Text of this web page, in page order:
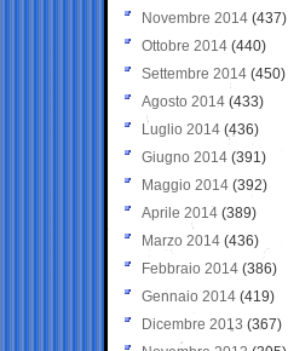
Novembre 2014 (437)
Ottobre 2014 (440)
Settembre 2014 (450)
Agosto 2014 (433)
Luglio 2014 (436)
Giugno 2014 (391)
Maggio 2014 (392)
Aprile 2014 (389)
Marzo 2014 (436)
Febbraio 2014 (386)
Gennaio 2014 (419)
Dicembre 2013 (367)